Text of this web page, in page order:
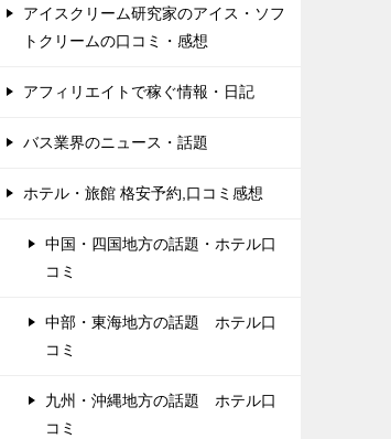
アイスクリーム研究家のアイス・ソフ
トクリームの口コミ・感想
アフィリエイトで稼ぐ情報・日記
バス業界のニュース・話題
ホテル・旅館 格安予約,口コミ感想
中国・四国地方の話題・ホテル口
コミ
中部・東海地方の話題 ホテル口
コミ
九州・沖縄地方の話題 ホテル口
コミ